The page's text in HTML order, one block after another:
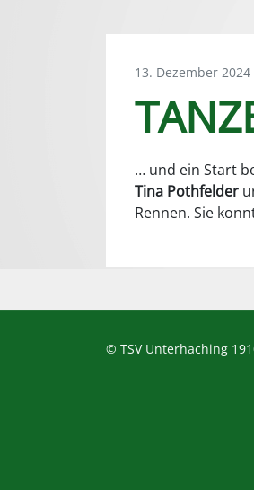
13. Dezember 2024
… und ein Start
Tina Pothfelder
Rennen. Sie
© TSV Unterhaching